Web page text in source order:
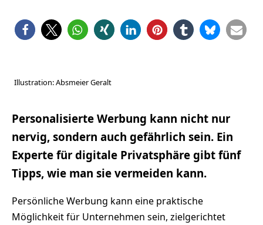
Illustration: Absmeier Geralt
Personalisierte Werbung kann nicht nur
nervig, sondern auch gefährlich sein. Ein
Experte für digitale Privatsphäre gibt fünf
Tipps, wie man sie vermeiden kann.
Persönliche Werbung kann eine praktische
Möglichkeit für Unternehmen sein, zielgerichtet